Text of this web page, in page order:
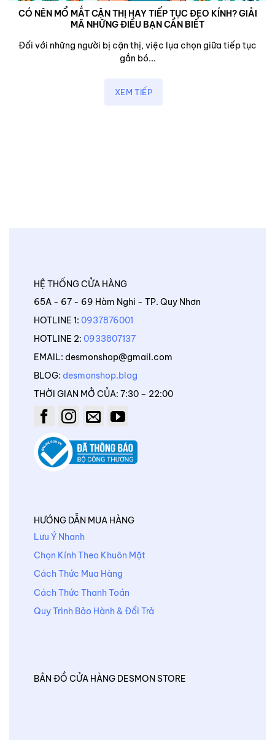
CÓ NÊN MỔ MẮT CẬN THỊ HAY TIẾP TỤC ĐEO KÍNH? GIẢI
MÃ NHỮNG ĐIỀU BẠN CẦN BIẾT
Đối với những người bị cận thị, việc lụa chọn giữa tiếp tục
gắn bó...
XEM TIẾP
HỆ THỐNG CỬA HÀNG
65A - 67 - 69 Hàm Nghi - TP. Quy Nhơn
HOTLINE 1: 0937876001
HOTLINE 2: 0933807137
EMAIL: desmonshop@gmail.com
BLOG: desmonshop.blog
THỜI GIAN MỞ CỦA: 7:30 – 22:00
HƯỚNG DẪN MUA HÀNG
Lưu Ý Nhanh
Chọn Kính Theo Khuôn Mặt
Cách Thức Mua Hàng
Cách Thức Thanh Toán
Quy Trình Bảo Hành & Đổi Trả
BẢN ĐỒ CỬA HÀNG DESMON STORE